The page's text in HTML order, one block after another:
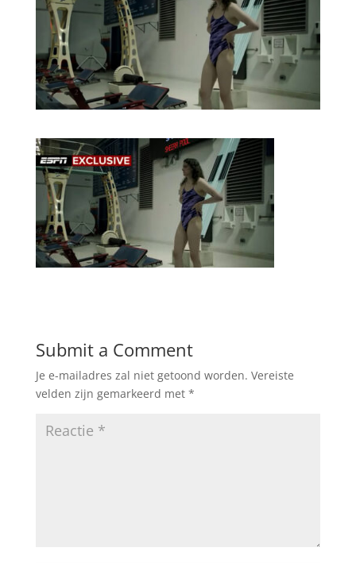
Submit a Comment
Je e-mailadres zal niet getoond worden. Vereiste
velden zijn gemarkeerd met *